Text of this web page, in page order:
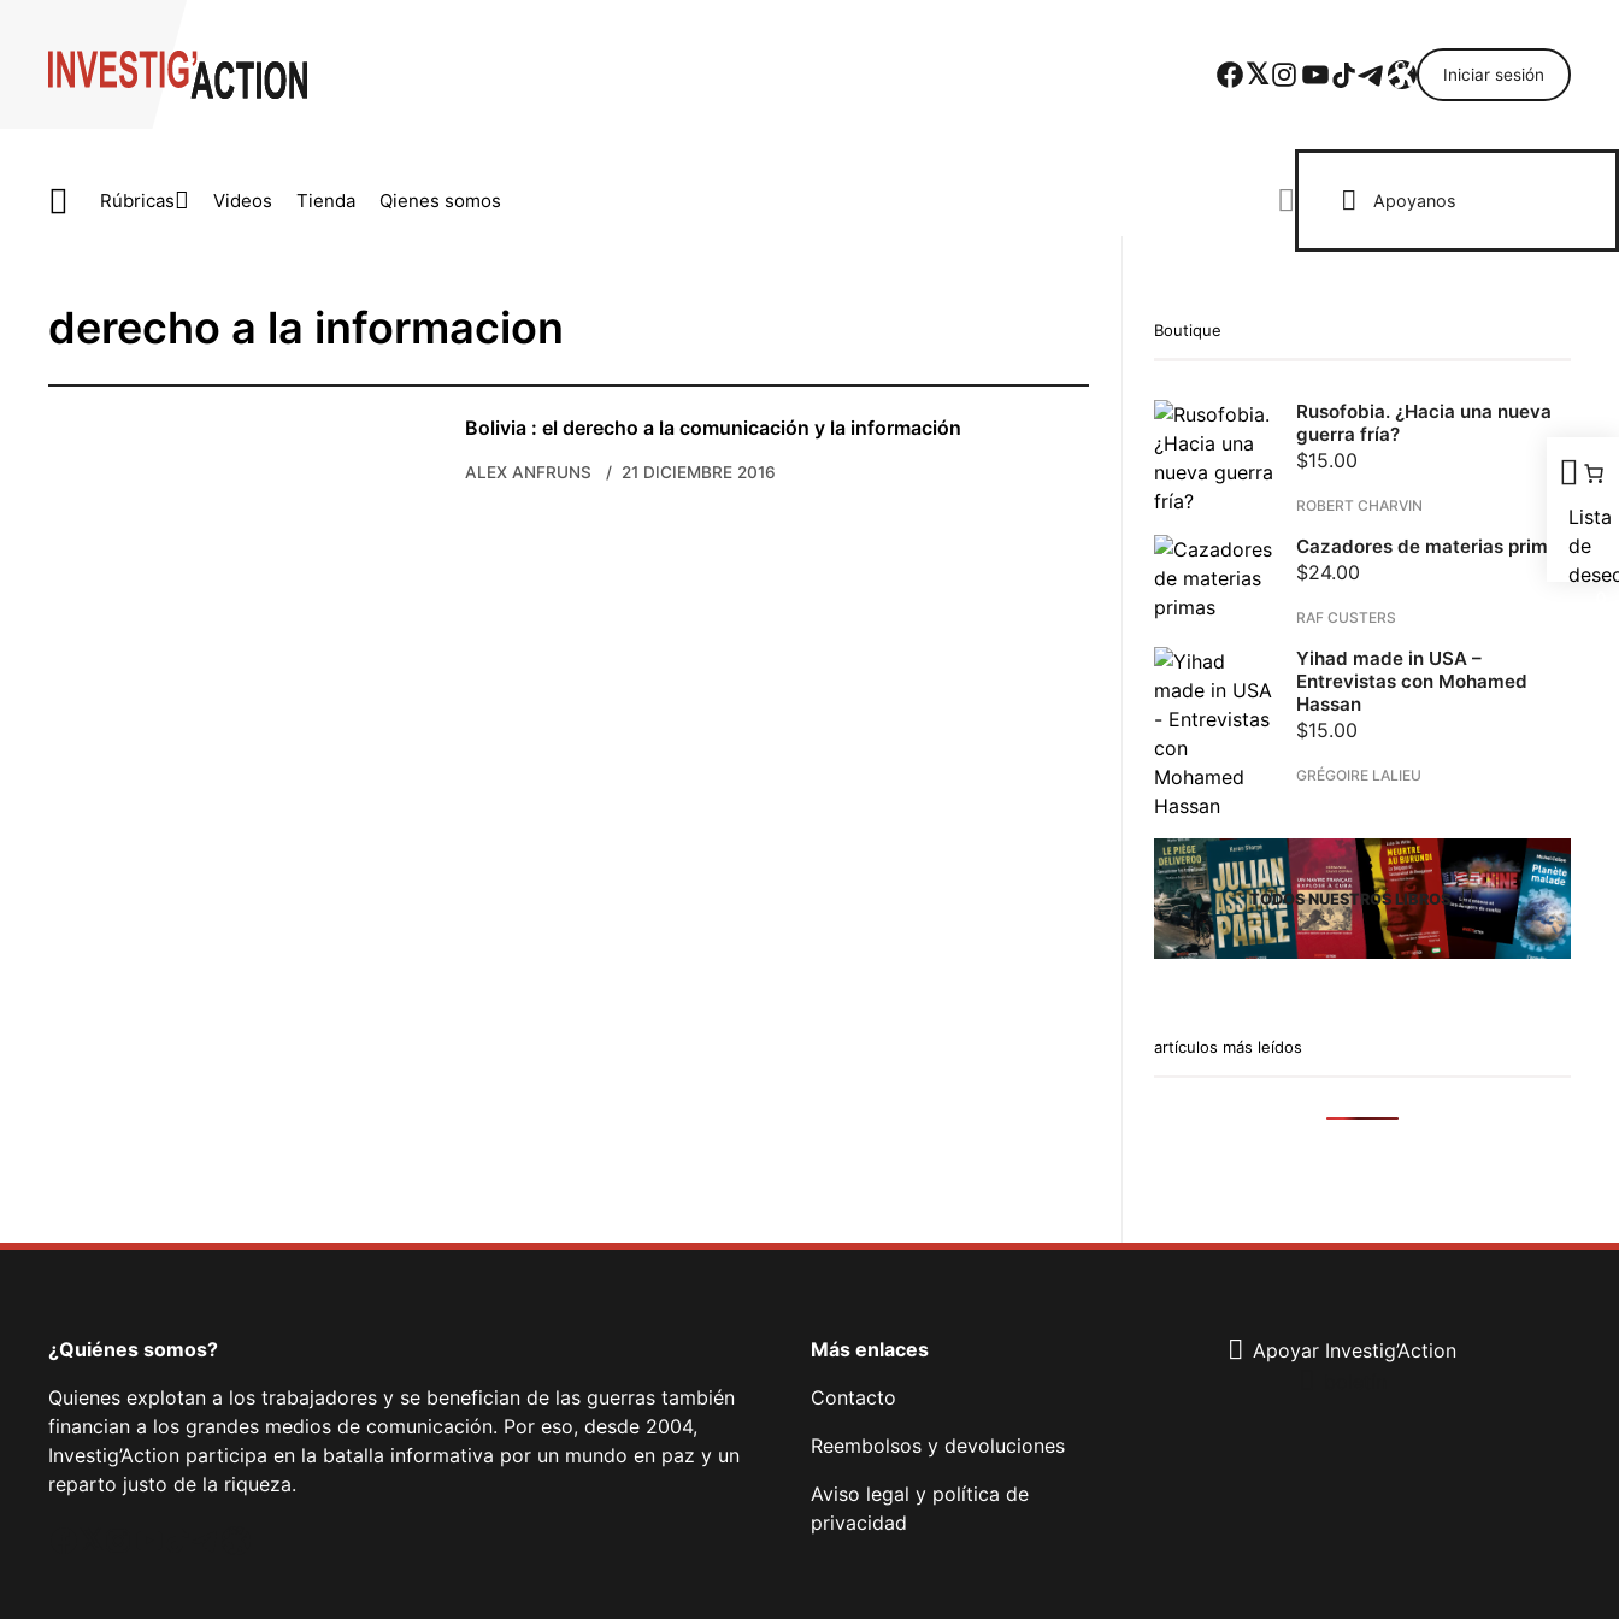
Facebook Twitter Instagram YouTube TikTok Telegram Enlace Iniciar sesión
Rúbricas Videos Tienda Qienes somos Apoyanos
Lista
de
derecho a la informacion
Bolivia : el derecho a la comunicación y la información
ALEX ANFRUNS 21 DICIEMBRE 2016
Boutique
Rusofobia. ¿Hacia una nueva
guerra fría?
$15.00
ROBERT CHARVIN
Cazadores de materias primas
$24.00
RAF CUSTERS
Yihad made in USA –
Entrevistas con Mohamed
Hassan
$15.00
GRÉGOIRE LALIEU
TODOS NUESTROS LIBROS
artículos más leídos
¿Quiénes somos?
Quienes explotan a los trabajadores y se benefician de las guerras también
financian a los grandes medios de comunicación. Por eso, desde 2004,
Investig’Action participa en la batalla informativa por un mundo en paz y un
reparto justo de la riqueza.
Más enlaces
Contacto
Reembolsos y devoluciones
Aviso legal y política de
privacidad
Apoyar Investig’Action